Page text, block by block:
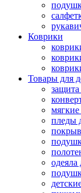
Коврики
Товары для
пледы
одеяла